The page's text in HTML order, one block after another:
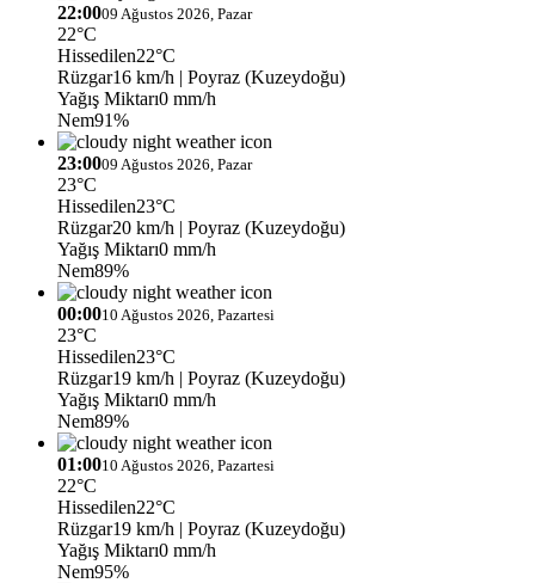
22:0009 Ağustos 2026, Pazar
22°C
Hissedilen22°C
Rüzgar16 km/h | Poyraz (Kuzeydoğu)
Yağış Miktarı0 mm/h
Nem91%
23:0009 Ağustos 2026, Pazar
23°C
Hissedilen23°C
Rüzgar20 km/h | Poyraz (Kuzeydoğu)
Yağış Miktarı0 mm/h
Nem89%
00:0010 Ağustos 2026, Pazartesi
23°C
Hissedilen23°C
Rüzgar19 km/h | Poyraz (Kuzeydoğu)
Yağış Miktarı0 mm/h
Nem89%
01:0010 Ağustos 2026, Pazartesi
22°C
Hissedilen22°C
Rüzgar19 km/h | Poyraz (Kuzeydoğu)
Yağış Miktarı0 mm/h
Nem95%